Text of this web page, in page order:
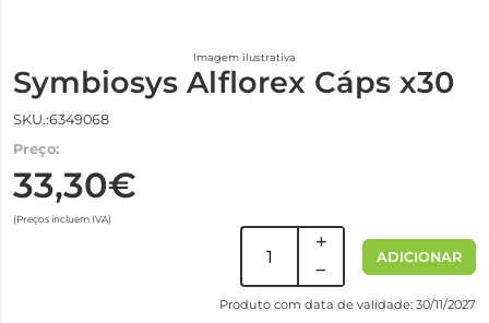
Imagem ilustrativa
Symbiosys Alflorex Cáps x30
SKU.:6349068
Preço:
33,30€
(Preços incluem IVA)
ADICIONAR
Produto com data de validade: 30/11/2027